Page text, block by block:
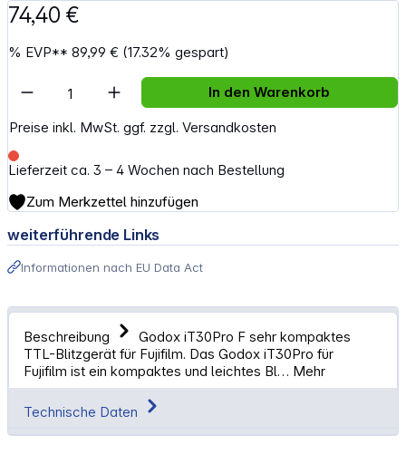
74,40 €
% EVP**89,99 € (17.32% gespart)
Preise inkl. MwSt. ggf. zzgl. Versandkosten
Lieferzeit ca. 3 – 4 Wochen nach Bestellung
Artikel Anzahl: Gib den gewünschten
In den Warenkorb
Zum Merkzettel hinzufügen
weiterführende Links
Informationen nach EU Data Act
Beschreibung
Godox iT30Pro F sehr kompaktes
TTL-Blitzgerät für Fujifilm. Das Godox iT30Pro für
Fujifilm ist ein kompaktes und leichtes Bl… Mehr
Technische Daten